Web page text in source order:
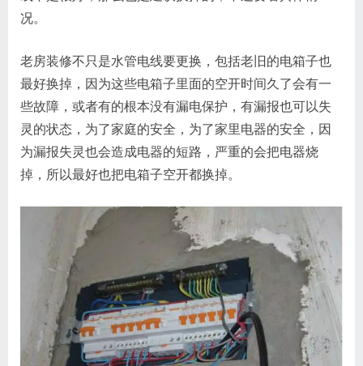
况。
老房装修不只是水管电线要更换，包括老旧的电箱子也
最好换掉，因为这些电箱子里面的空开时间久了会有一
些故障，或者有的根本没有漏电保护，有漏报也可以失
灵的状态，为了家庭的安全，为了家里电器的安全，因
为漏报失灵也会造成电器的短路，严重的会把电器烧
掉，所以最好也把电箱子空开都换掉。